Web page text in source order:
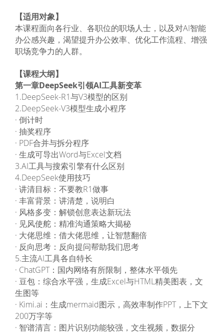
【适用对象】
本课程面向各行业、各职位的职场人士，以及对AI智能
办公感兴趣，渴望提升办公效率、优化工作流程、增强
职场竞争力的人群。
【课程大纲】
第一章DeepSeek引领AI工具新变革
1.DeepSeek-R1与V3模型的区别
2.DeepSeek-V3模型生成小程序
· 倒计时
· 抽奖程序
· PDF合并与拆分程序
· 生成可导出Word与Excel文档
3.AI工具与搜索引擎有什么区别
4.DeepSeek使用技巧
· 讲清目标：不要教R1做事
· 丰富背景：讲清楚，说明白
· 风格多变：解锁创意表达新玩法
· 见风使舵：精准沟通策略大揭秘
· 大佬思维：借大佬思维，让智慧翻倍
· 反向思考：反向提问帮助我们思考
5.主流AI工具各自特长
· ChatGPT：国内网络有所限制，整体水平领先
· 豆包：综合水平强，生成Excel与HTML精美图表，文
生图等
· Kimi.ai：生成mermaid图示，高效率制作PPT，上下文
200万字等
· 智谱清言：图片识别功能较强，文生视频，数据分